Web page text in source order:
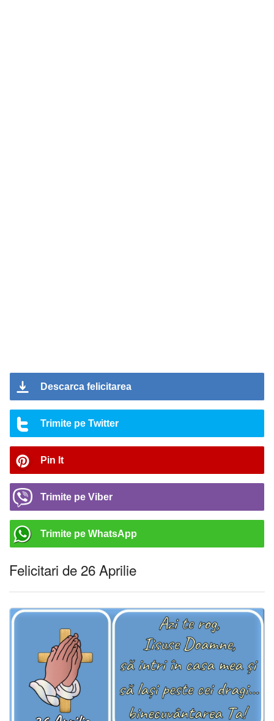
Descarca felicitarea
Trimite pe Twitter
Pin It
Trimite pe Viber
Trimite pe WhatsApp
Felicitari de 26 Aprilie